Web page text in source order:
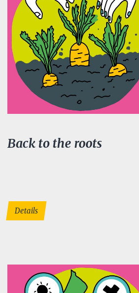
Back to the roots
Details